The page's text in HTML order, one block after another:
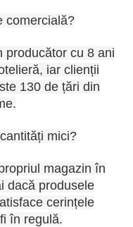
comercială?
producător cu 8 ani
iar clienții
130 de țări din
mici?
magazin în
dacă produsele
cerințele
în regulă.